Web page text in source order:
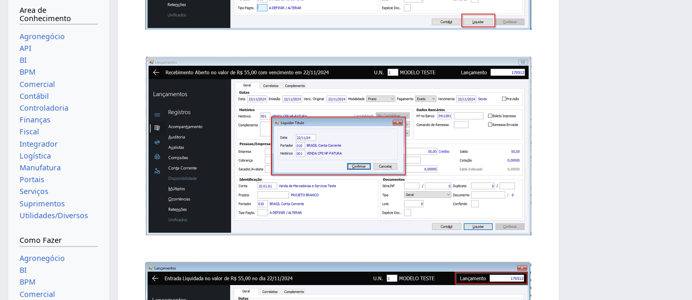
Area de
Conhecimento
Agronegócio
API
BI
BPM
Comercial
Contábil
Controladoria
Finanças
Fiscal
Integrador
Logística
Manufatura
Portais
Serviços
Suprimentos
Utilidades/Diversos
Como Fazer
Agronegócio
BI
BPM
Comercial